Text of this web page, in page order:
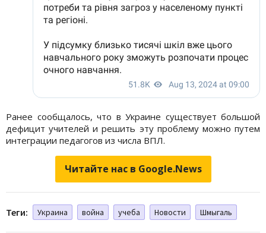
Ранее сообщалось, что в Украине существует большой
дефицит учителей и решить эту проблему можно путем
интеграции педагогов из числа ВПЛ.
Читайте нас в Google.News
Теги: Украина война учеба Новости Шмыгаль